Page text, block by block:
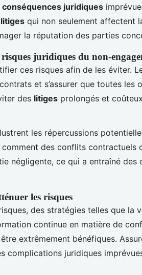
conséquences juridiques
litiges qui non seulement affectent
la réputation des parties
juridiques du non-
ces risques afin de les éviter.
et s’assurer que toutes les
des litiges prolongés et
les répercussions
des conflits contractuels
négligente, ce qui a entraîné
les risques
des stratégies telles que la
continue en matière de
extrêmement bénéfiques.
complications juridiques